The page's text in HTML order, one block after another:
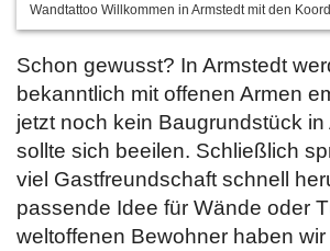
Wandtattoo Willkommen in Armstedt mit den
Schon gewusst? In Armstedt
bekanntlich mit offenen Armen
jetzt noch kein Baugrundstück in
sollte sich beeilen. Schließlich
viel Gastfreundschaft schnell
passende Idee für Wände oder
weltoffenen Bewohner haben